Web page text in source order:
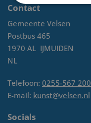
Contact
Gemeente Velsen
Postbus 465
1970 AL IJMUIDEN
NL
Telefoon: 0255-567 200
E-mail: kunst@velsen.nl
Socials